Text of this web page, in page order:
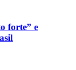
forte” e